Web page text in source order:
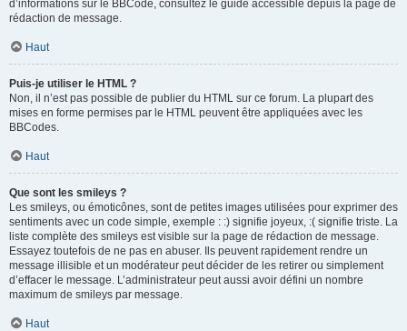
d’informations sur le BBCode, consultez le guide accessible depuis la page de
rédaction de message.
Haut
Puis-je utiliser le HTML ?
Non, il n’est pas possible de publier du HTML sur ce forum. La plupart des
mises en forme permises par le HTML peuvent être appliquées avec les
BBCodes.
Haut
Que sont les smileys ?
Les smileys, ou émoticônes, sont de petites images utilisées pour exprimer des
sentiments avec un code simple, exemple : :) signifie joyeux, :( signifie triste. La
liste complète des smileys est visible sur la page de rédaction de message.
Essayez toutefois de ne pas en abuser. Ils peuvent rapidement rendre un
message illisible et un modérateur peut décider de les retirer ou simplement
d’effacer le message. L’administrateur peut aussi avoir défini un nombre
maximum de smileys par message.
Haut